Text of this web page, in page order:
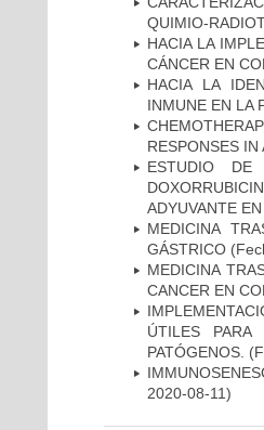
QUIMIO-
HACIA LA
CÁNCER EN
HACIA LA
INMUNE EN LA
RESPONSES IN
ESTUDIO DE
ADYUVANTE
MEDICINA
GÁSTRICO
MEDICINA
CANCER EN
ÚTILES
PATÓGENOS.
2020-08-11)